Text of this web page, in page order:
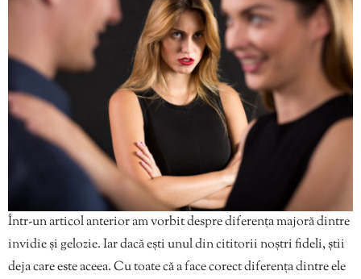
Într-un articol anterior am vorbit despre diferența majoră dintre
invidie și gelozie. Iar dacă ești unul din cititorii noștri fideli, știi
deja care este aceea. Cu toate că a face corect diferența dintre ele